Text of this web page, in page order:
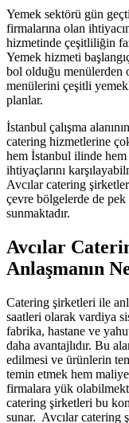
Yemek sektörü gün
firmalarına olan
hizmetinde çeşitliliğin
Yemek hizmeti
bol olduğu menülerden
menülerini çeşitli
planlar.
İstanbul çalışma
catering hizmetlerine
hem İstanbul ilinde hem
ihtiyaçlarını
Avcılar catering
çevre bölgelerde de
sunmaktadır.
Avcılar
Anlaşmanın
Catering şirketleri ile
saatleri olarak vardiya
fabrika, hastane ve
daha avantajlıdır. Bu
edilmesi ve ürünlerin
temin etmek hem
firmalara yük
catering şirketleri bu
sunar. Avcılar catering